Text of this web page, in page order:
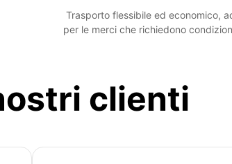
Trasporto flessibile ed economico,
per le merci che richiedono
clienti